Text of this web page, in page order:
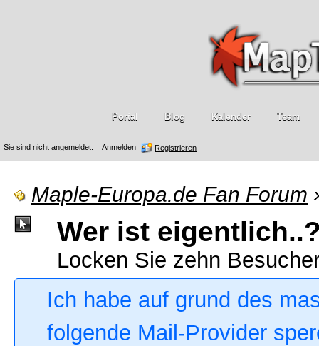
Sie sind nicht angemeldet. Anmelden Registrieren
Portal Blog Kalender Team
Maple-Europa.de Fan Forum
Wer ist
Locken Sie zehn
Ich habe auf grund des
folgende Mail-Provider